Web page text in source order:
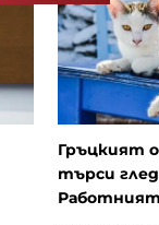
Гръцкият
търси